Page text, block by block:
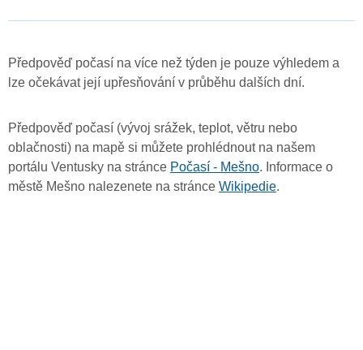
Předpověď počasí na více než týden je pouze výhledem a
lze očekávat její upřesňování v průběhu dalších dní.
Předpověď počasí (vývoj srážek, teplot, větru nebo
oblačnosti) na mapě si můžete prohlédnout na našem
portálu Ventusky na stránce Počasí - Mešno. Informace o
městě Mešno nalezenete na stránce Wikipedie.